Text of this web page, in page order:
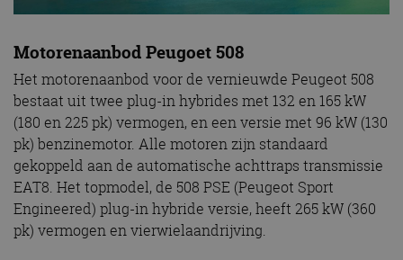
Motorenaanbod Peugoet 508
Het motorenaanbod voor de vernieuwde Peugeot 508
bestaat uit twee plug-in hybrides met 132 en 165 kW
(180 en 225 pk) vermogen, en een versie met 96 kW (130
pk) benzinemotor. Alle motoren zijn standaard
gekoppeld aan de automatische achttraps transmissie
EAT8. Het topmodel, de 508 PSE (Peugeot Sport
Engineered) plug-in hybride versie, heeft 265 kW (360
pk) vermogen en vierwielaandrijving.